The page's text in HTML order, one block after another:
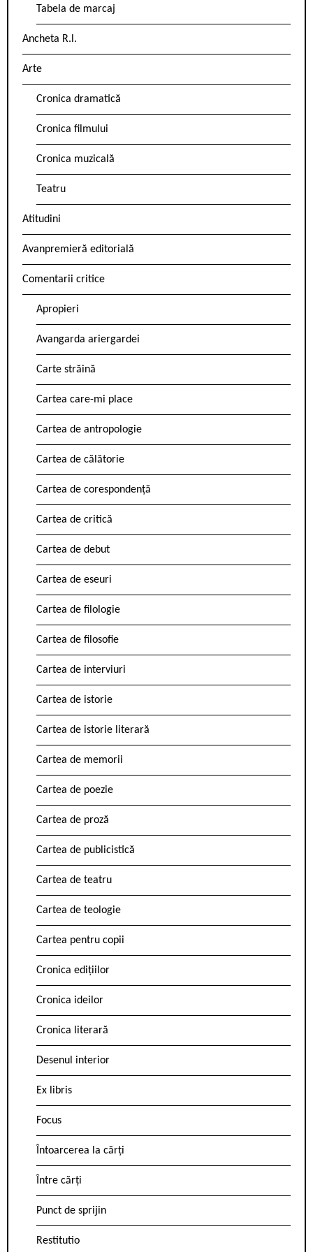
Tabela de marcaj
Ancheta R.l.
Arte
Cronica dramatică
Cronica filmului
Cronica muzicală
Teatru
Atitudini
Avanpremieră editorială
Comentarii critice
Apropieri
Avangarda ariergardei
Carte străină
Cartea care-mi place
Cartea de antropologie
Cartea de călătorie
Cartea de corespondență
Cartea de critică
Cartea de debut
Cartea de eseuri
Cartea de filologie
Cartea de filosofie
Cartea de interviuri
Cartea de istorie
Cartea de istorie literară
Cartea de memorii
Cartea de poezie
Cartea de proză
Cartea de publicistică
Cartea de teatru
Cartea de teologie
Cartea pentru copii
Cronica edițiilor
Cronica ideilor
Cronica literară
Desenul interior
Ex libris
Focus
Întoarcerea la cărți
Între cărți
Punct de sprijin
Restitutio